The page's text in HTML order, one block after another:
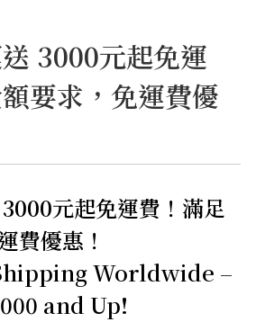
3000元起免運
要求，免運費優
元起免運費！滿足
費優惠！
Worldwide –
and Up!